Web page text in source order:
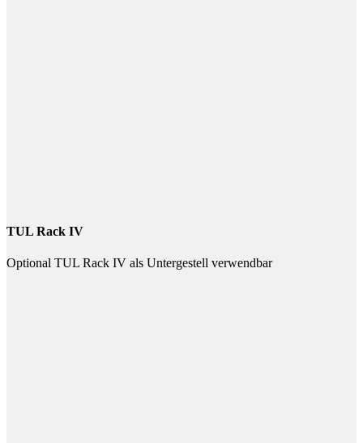
TUL Rack IV
Optional TUL Rack IV als Untergestell verwendbar